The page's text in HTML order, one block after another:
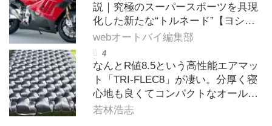
説｜究極のスーパースポーツを具現
化した新たな“トルネード”【ヨシム
ラ伝】
webオートバイ編集部
なんとR値8.5という高性能エアマッ
ト「TRI-FLEC8」が凄い。分厚く寝
心地も良くてコンパクトなオールシ
ーズン対応マットを試してみた〈若
若林浩志